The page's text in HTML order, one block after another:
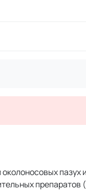
пазух и
препаратов